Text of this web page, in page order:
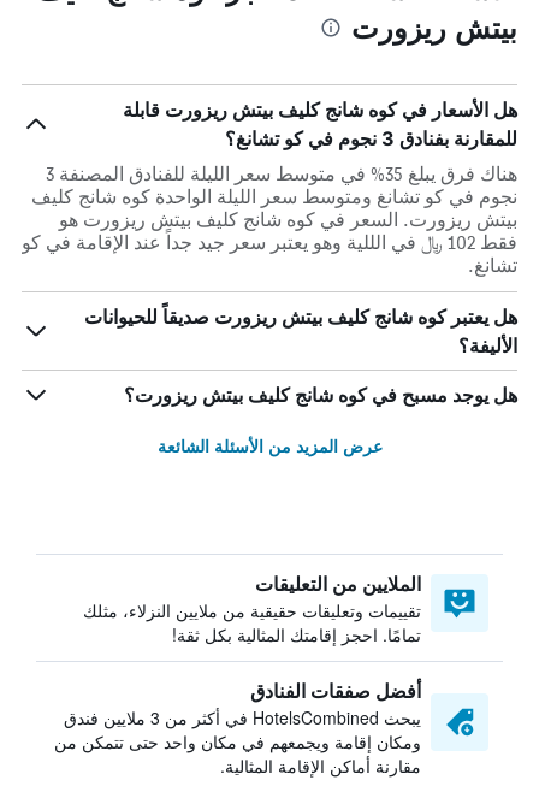
بيتش ريزورت
هل الأسعار في كوه شانج كليف بيتش ريزورت قابلة
للمقارنة بفنادق 3 نجوم في كو تشانغ؟
هناك فرق يبلغ 35% في متوسط ​​سعر الليلة للفنادق المصنفة 3
نجوم في كو تشانغ ومتوسط ​​سعر الليلة الواحدة كوه شانج كليف
بيتش ريزورت. السعر في كوه شانج كليف بيتش ريزورت هو
فقط 102 ﷼ في الللية وهو يعتبر سعر جيد جداً عند الإقامة في كو
تشانغ.
هل يعتبر كوه شانج كليف بيتش ريزورت صديقاً للحيوانات
الأليفة؟
هل يوجد مسبح في كوه شانج كليف بيتش ريزورت؟
عرض المزيد من الأسئلة الشائعة
الملايين من التعليقات
تقييمات وتعليقات حقيقية من ملايين النزلاء، مثلك
تمامًا. احجز إقامتك المثالية بكل ثقة!
أفضل صفقات الفنادق
يبحث HotelsCombined في أكثر من 3 ملايين فندق
ومكان إقامة ويجمعهم في مكان واحد حتى تتمكن من
مقارنة أماكن الإقامة المثالية.